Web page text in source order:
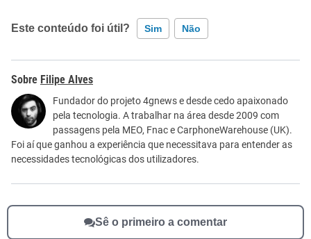
Este conteúdo foi útil? Sim Não
Este conteúdo contém informação incorreta
Este conteúdo não tem a informação que procuro
Outro
Filipe Alves
Fundador do projeto 4gnews e desde cedo apaixonado
pela tecnologia. A trabalhar na área desde 2009 com
passagens pela MEO, Fnac e CarphoneWarehouse (UK).
Foi aí que ganhou a experiência que necessitava para entender as
necessidades tecnológicas dos utilizadores.
Sê o primeiro a comentar